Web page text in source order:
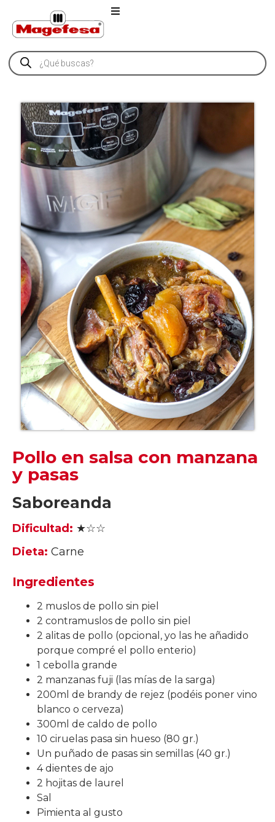
Pollo en salsa con manzana
y pasas
Saboreanda
Dificultad: ★☆☆
Dieta: Carne
Ingredientes
2 muslos de pollo sin piel
2 contramuslos de pollo sin piel
2 alitas de pollo (opcional, yo las he añadido
porque compré el pollo enterio)
1 cebolla grande
2 manzanas fuji (las mías de la sarga)
200ml de brandy de rejez (podéis poner vino
blanco o cerveza)
300ml de caldo de pollo
10 ciruelas pasa sin hueso (80 gr.)
Un puñado de pasas sin semillas (40 gr.)
4 dientes de ajo
2 hojitas de laurel
Sal
Pimienta al gusto